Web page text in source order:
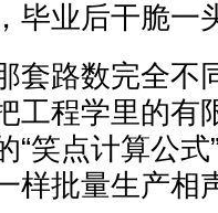
毕业后干脆一
套路数完全不
工程学里的有
“笑点计算公
样批量生产相